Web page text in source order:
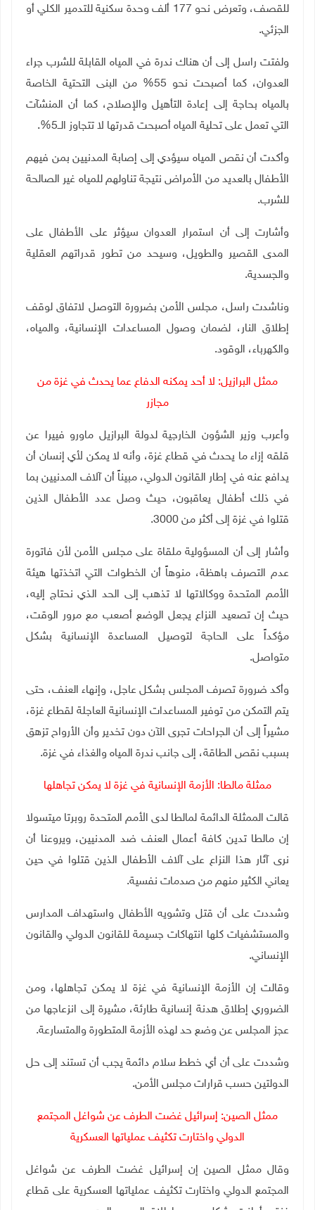
للقصف، وتعرض نحو 177 ألف وحدة سكنية للتدمير الكلي أو
الجزئي.
ولفتت راسل إلى أن هناك ندرة في المياه القابلة للشرب جراء
العدوان، كما أصبحت نحو 55% من البنى التحتية الخاصة
بالمياه بحاجة إلى إعادة التأهيل والإصلاح، كما أن المنشآت
التي تعمل على تحلية المياه أصبحت قدرتها لا تتجاوز الــ5%.
وأكدت أن نقص المياه سيؤدي إلى إصابة المدنيين بمن فيهم
الأطفال بالعديد من الأمراض نتيجة تناولهم للمياه غير الصالحة
للشرب.
وأشارت إلى أن استمرار العدوان سيؤثر على الأطفال على
المدى القصير والطويل، وسيحد من تطور قدراتهم العقلية
والجسدية.
وناشدت راسل، مجلس الأمن بضرورة التوصل لاتفاق لوقف
إطلاق النار، لضمان وصول المساعدات الإنسانية، والمياه،
والكهرباء، الوقود.
ممثل البرازيل: لا أحد يمكنه الدفاع عما يحدث في غزة من
مجازر
وأعرب وزير الشؤون الخارجية لدولة البرازيل ماورو فييرا عن
قلقه إزاء ما يحدث في قطاع غزة، وأنه لا يمكن لأي إنسان أن
يدافع عنه في إطار القانون الدولي، مبيناً أن آلاف المدنيين بما
في ذلك أطفال يعاقبون، حيث وصل عدد الأطفال الذين
قتلوا في غزة إلى أكثر من 3000
.
وأشار إلى أن المسؤولية ملقاة على مجلس الأمن لأن فاتورة
عدم التصرف باهظة، منوهاً أن الخطوات التي اتخذتها هيئة
الأمم المتحدة ووكالاتها لا تذهب إلى الحد الذي نحتاج إليه،
حيث إن تصعيد النزاع يجعل الوضع أصعب مع مرور الوقت،
مؤكداً على الحاجة لتوصيل المساعدة الإنسانية بشكل
متواصل.
وأكد ضرورة تصرف المجلس بشكل عاجل، وإنهاء العنف، حتى
يتم التمكن من توفير المساعدات الإنسانية العاجلة لقطاع غزة،
مشيراً إلى أن الجراحات تجرى الآن دون تخدير وأن الأرواح تزهق
بسبب نقص الطاقة، إلى جانب ندرة المياه والغذاء في غزة.
ممثلة مالطا: الأزمة الإنسانية في غزة لا يمكن تجاهلها
قالت الممثلة الدائمة لمالطا لدى الأمم المتحدة روبرتا ميتسولا
إن مالطا تدين كافة أعمال العنف ضد المدنيين، ويروعنا أن
نرى آثار هذا النزاع على آلاف الأطفال الذين قتلوا في حين
يعاني الكثير منهم من صدمات نفسية.
وشددت على أن قتل وتشويه الأطفال واستهداف المدارس
والمستشفيات كلها انتهاكات جسيمة للقانون الدولي والقانون
الإنساني.
وقالت إن الأزمة الإنسانية في غزة لا يمكن تجاهلها، ومن
الضروري إطلاق هدنة إنسانية طارئة، مشيرة إلى انزعاجها من
عجز المجلس عن وضع حد لهذه الأزمة المتطورة والمتسارعة.
وشددت على أن أي خطط سلام دائمة يجب أن تستند إلى حل
الدولتين حسب قرارات مجلس الأمن.
ممثل الصين: إسرائيل غضت الطرف عن شواغل المجتمع
الدولي واختارت تكثيف عملياتها العسكرية
وقال ممثل الصين إن إسرائيل غضت الطرف عن شواغل
المجتمع الدولي واختارت تكثيف عملياتها العسكرية على قطاع